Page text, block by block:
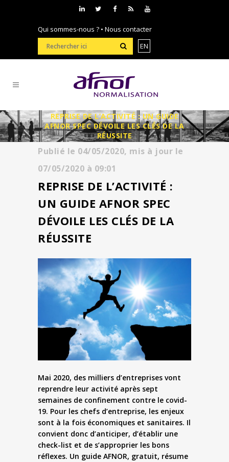
Qui sommes-nous ? • Nous contacter
EN
REPRISE DE L’ACTIVITÉ : UN GUIDE
AFNOR SPEC DÉVOILE LES CLÉS DE LA
RÉUSSITE
Publié le 04/05/2020, mis à jour le
07/05/2020 à 09:01
REPRISE DE L’ACTIVITÉ :
UN GUIDE AFNOR SPEC
DÉVOILE LES CLÉS DE LA
RÉUSSITE
Mai 2020, des milliers d’entreprises vont
reprendre leur activité après sept
semaines de confinement contre le covid-
19. Pour les chefs d’entreprise, les enjeux
sont à la fois économiques et sanitaires. Il
convient donc d’anticiper, d’établir une
check-list et de s’approprier les bons
réflexes. Un guide AFNOR, gratuit, résume